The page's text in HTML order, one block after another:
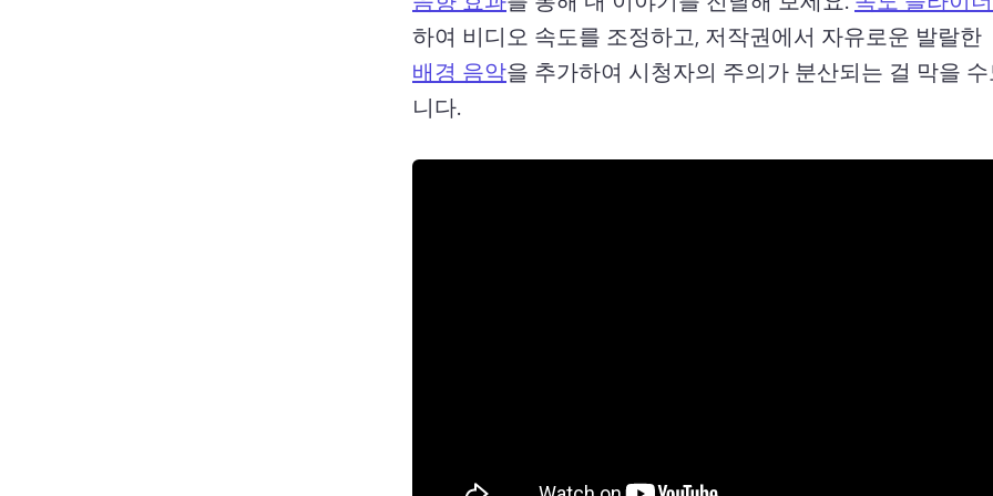
하여 비디오 속도를 조정하고, 저작권에서 자유로운 발랄한
배경 음악을 추가하여 시청자의 주의가 분산되는 걸 막을
니다.